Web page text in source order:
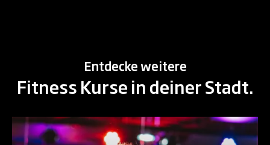
Entdecke weitere
Fitness Kurse in deiner Stadt.